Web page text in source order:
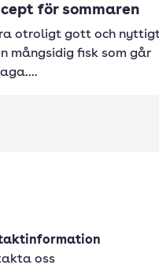
för sommaren
otroligt gott och
mångsidig fisk som går
oss